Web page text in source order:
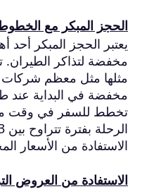
الحجز المبكر مع
يعتبر الحجز المبكر
مخفضة لتذاكر الطيران.
مثلها مثل معظم شركات
مخفضة في البداية عند
تخطط للسفر في وقت
الاستفادة من الأسعار
الاستفادة من العروض